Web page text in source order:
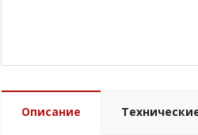
Описание